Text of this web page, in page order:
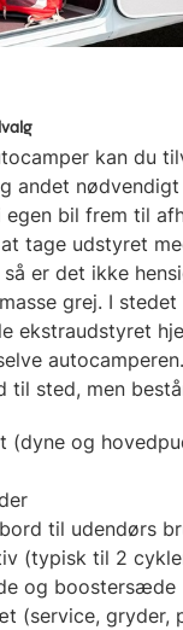
kan du
andet
bil frem til
tage udstyret
er det ikke
grej. I
ekstraudstyret
til sted, men
(dyne og
til udendørs
(typisk til 2
og boostersæde
(service, gryder,